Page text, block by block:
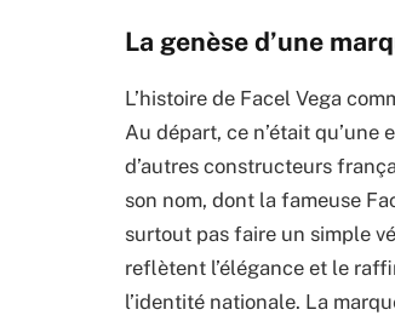
La genèse d’une
L’histoire de Facel Vega
Au départ, ce n’était
d’autres constructeurs
son nom, dont la fameuse
surtout pas faire un simple
reflètent l’élégance et le
l’identité nationale. La